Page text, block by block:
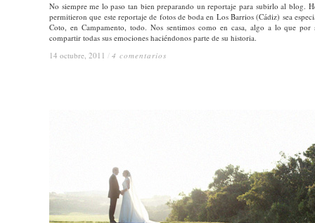
No siempre me lo paso tan bien preparando un reportaje para subirlo al blog.
permitieron que este reportaje de fotos de boda en Los Barrios (Cádiz) sea
Coto, en Campamento, todo. Nos sentimos como en casa, algo a lo que
compartir todas sus emociones haciéndonos parte de su historia.
14 octubre, 2011 / 4 comentarios
14 octubre, 2011 / 4 comentarios